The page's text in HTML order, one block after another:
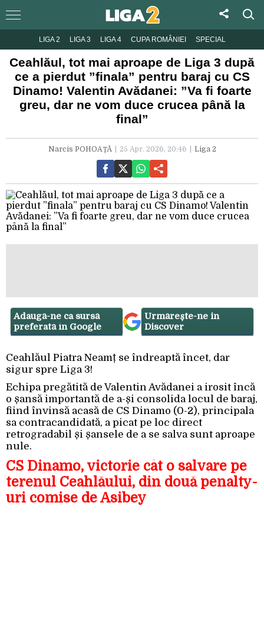
LIGA 2 LIGA 3 LIGA 4 CUPA ROMÂNIEI SPECIAL
Ceahlăul, tot mai aproape de Liga 3 după
ce a pierdut ”finala” pentru baraj cu CS
Dinamo! Valentin Avădanei: ”Va fi foarte
greu, dar ne vom duce crucea până la
final”
Narcis POHOAȚĂ 25 Apr. 2026, 20:46 Liga 2
Adaugă-ne ca sursă
preferată în Google
Urmărește-ne in
Discover
Ceahlăul Piatra Neamț se îndreaptă încet, dar
sigur spre Liga 3!
Echipa pregătită de Valentin Avădanei a irosit încă
o șansă importantă de a-și consolida locul de baraj,
fiind învinsă acasă de CS Dinamo (0-2), principala
sa contracandidată, a picat pe loc direct
retrogradabil și șansele de a se salva sunt aproape
nule.
CS Dinamo, victorie cât o salvare pe
terenul Ceahlăului, din două penalty-
uri comise de Asibey